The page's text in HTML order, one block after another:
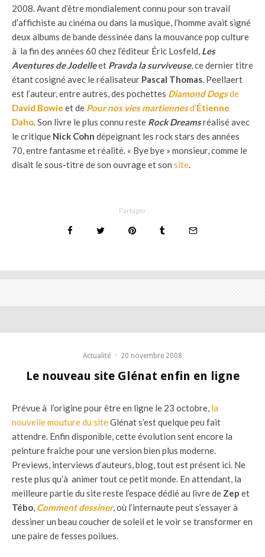
2008. Avant d’être mondialement connu pour son travail
d’affichiste au cinéma ou dans la musique, l’homme avait signé
deux albums de bande dessinée dans la mouvance pop culture
à la fin des années 60 chez l’éditeur Éric Losfeld, Les
Aventures de Jodelleet Pravda la surviveuse, ce dernier titre
étant cosigné avec le réalisateur Pascal Thomas . Peellaert
est l’auteur, entre autres, des pochettes Diamond Dogsde
David Bowie et de Pour nos vies martiennesd’Étienne
Daho . Son livre le plus connu reste Rock Dreamsréalisé avec
le critique Nick Cohn dépeignant les rock stars des années
70, entre fantasme et réalité. « Bye bye » monsieur, comme le
disait le sous-titre de son ouvrage et son site
Partager
Actualité · 20 novembre 2008
Le nouveau site Glénat enfin en ligne
Prévue à l’origine pour être en ligne le 23 octobre, la
nouvelle mouture du siteGlénat s’est quelque peu fait
attendre. Enfin disponible, cette évolution sent encore la
peinture fraîche pour une version bien plus moderne.
Previews, interviews d’auteurs, blog, tout est présent ici. Ne
reste plus qu’à animer tout ce petit monde. En attendant, la
meilleure partie du site reste l’espace dédié au livre de Zep et
Tébo Comment dessiner, où l’internaute peut s’essayer à
dessiner un beau coucher de soleil et le voir se transformer en
une paire de fesses poilues.